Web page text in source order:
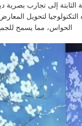
الثابتة إلى تجارب بصرية
لتحويل
الحواس، مما يسمح